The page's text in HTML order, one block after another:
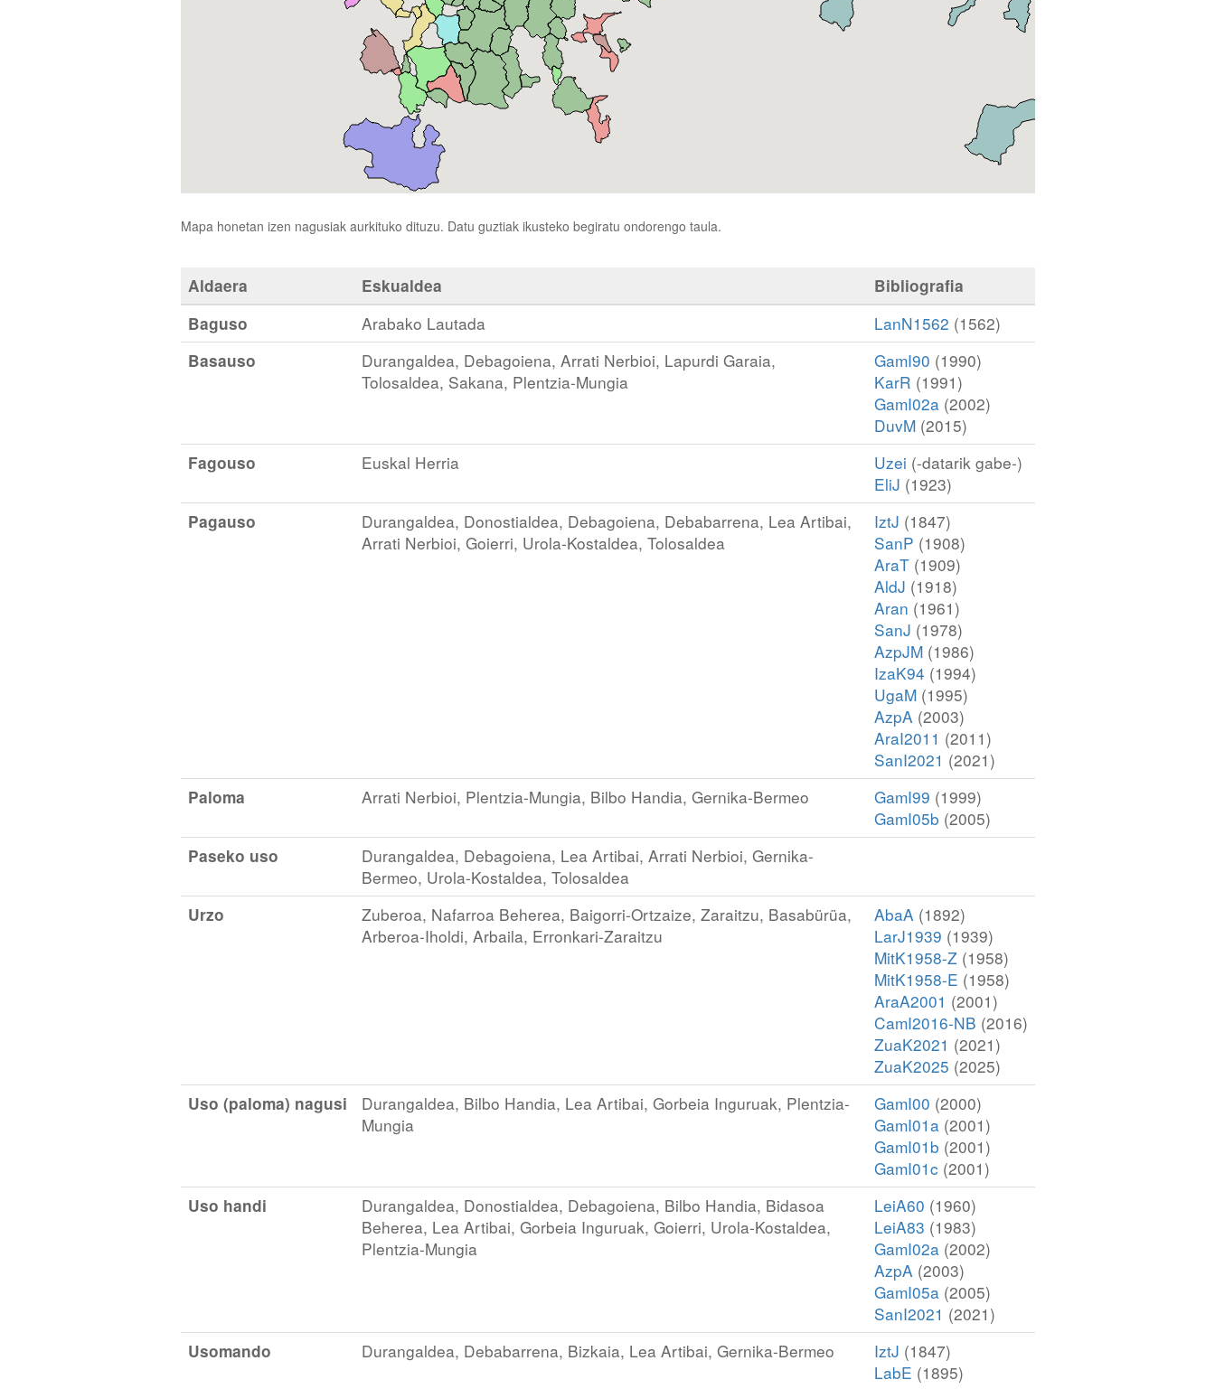
Mapa honetan izen nagusiak aurkituko dituzu. Datu guztiak ikusteko begiratu ondorengo taula.
Aldaera Eskualdea
Bibliografia
Baguso
Arabako Lautada LanN1562 (1562)
Basauso
Durangaldea, Debagoiena, Arrati Nerbioi, Lapurdi Garaia,
Tolosaldea, Sakana, Plentzia-Mungia
GamI90 (1990)
KarR (1991)
GamI02a (2002)
DuvM(2015)
Fagouso
Euskal Herria Uzei (-datarik gabe-)
EliJ (1923)
Pagauso
Durangaldea, Donostialdea, Debagoiena, Debabarrena, Lea Artibai,
Arrati Nerbioi, Goierri, Urola-Kostaldea, Tolosaldea
IztJ (1847)
SanP (1908)
AraT(1909)
AldJ (1918)
Aran (1961)
SanJ (1978)
AzpJM(1986)
IzaK94 (1994)
UgaM(1995)
AzpA (2003)
AraI2011 (2011)
SanI2021 (2021)
Paloma
Arrati Nerbioi, Plentzia-Mungia, Bilbo Handia, Gernika-Bermeo GamI99 (1999)
GamI05b (2005)
Paseko uso
Durangaldea, Debagoiena, Lea Artibai, Arrati Nerbioi, Gernika-
Bermeo, Urola-Kostaldea, Tolosaldea
Urzo
Zuberoa, Nafarroa Beherea, Baigorri-Ortzaize, Zaraitzu, Basabürüa,
Arberoa-Iholdi, Arbaila, Erronkari-Zaraitzu
AbaA (1892)
LarJ1939 (1939)
MitK1958-Z (1958)
MitK1958-E (1958)
AraA2001 (2001)
CamI2016-NB (2016)
ZuaK2021 (2021)
ZuaK2025 (2025)
Uso (paloma) nagusi
Durangaldea, Bilbo Handia, Lea Artibai, Gorbeia Inguruak, Plentzia-
Mungia
GamI00 (2000)
GamI01a (2001)
GamI01b (2001)
GamI01c (2001)
Uso handi
Durangaldea, Donostialdea, Debagoiena, Bilbo Handia, Bidasoa
Beherea, Lea Artibai, Gorbeia Inguruak, Goierri, Urola-Kostaldea,
Plentzia-Mungia
LeiA60 (1960)
LeiA83 (1983)
GamI02a (2002)
AzpA (2003)
GamI05a (2005)
SanI2021 (2021)
Usomando
Durangaldea, Debabarrena, Bizkaia, Lea Artibai, Gernika-Bermeo IztJ (1847)
LabE (1895)